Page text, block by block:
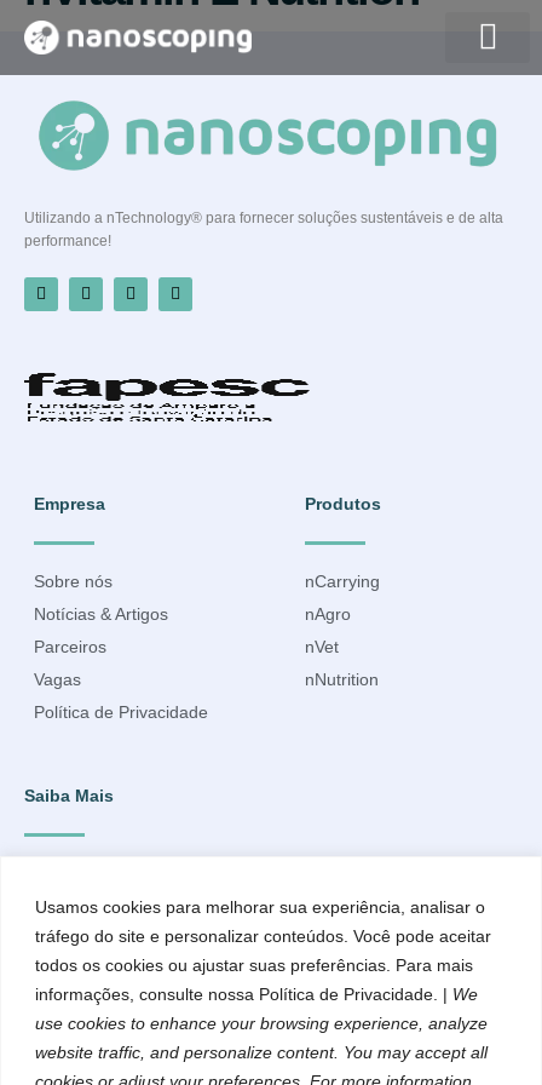
Usamos cookies para melhorar sua experiência, analisar o
tráfego do site e personalizar conteúdos. Você pode aceitar
todos os cookies ou ajustar suas preferências. Para mais
informações, consulte nossa Política de Privacidade. | We
use cookies to enhance your browsing experience, analyze
website traffic, and personalize content. You may accept all
cookies or adjust your preferences. For more information,
Utilizando a nTechnology® para fornecer soluções sustentáveis e de alta
performance!
Empresa
Sobre nós
Notícias & Artigos
Parceiros
Vagas
Política de Privacidade
Produtos
nCarrying
nAgro
nVet
nNutrition
Saiba Mais